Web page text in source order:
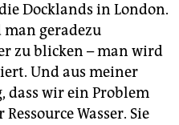
Docklands in London.
geradezu
zu blicken – man wird
Und aus meiner
dass wir ein Problem
Wasser. Sie